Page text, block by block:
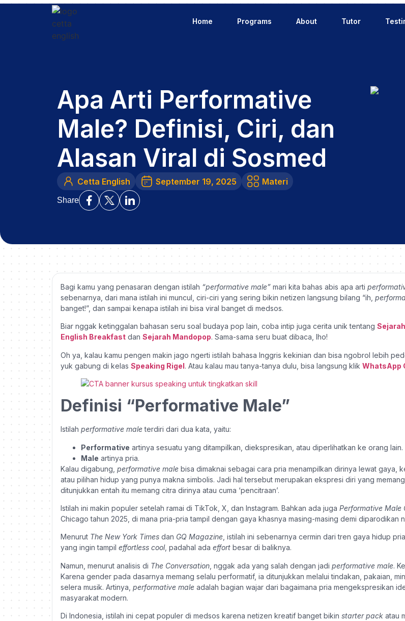
Home Programs About Tutor
Apa Arti Performative
Male? Definisi, Ciri, dan
Alasan Viral di Sosmed
Cetta English September 19, 2025 Materi
Share
Bagi kamu yang penasaran dengan istilah “performative male” mari kita bahas abis apa arti
sebenarnya, dari mana istilah ini muncul, ciri-ciri yang sering bikin netizen langsung bilang “ih,
banget!”, dan sampai kenapa istilah ini bisa viral banget di medsos.
Biar nggak ketinggalan bahasan seru soal budaya pop lain, coba intip juga cerita unik tentang
English Breakfast dan Sejarah Mandopop. Sama-sama seru buat dibaca, lho!
Oh ya, kalau kamu pengen makin jago ngerti istilah bahasa Inggris kekinian dan bisa ngobrol lebih
yuk gabung di kelas Speaking Rigel. Atau kalau mau tanya-tanya dulu, bisa langsung klik WhatsApp
Definisi “Performative Male”
Istilah performative maleterdiri dari dua kata, yaitu:
Performative artinya sesuatu yang ditampilkan, diekspresikan, atau diperlihatkan ke orang lain.
Male artinya pria.
Kalau digabung, performative male bisa dimaknai sebagai cara pria menampilkan dirinya lewat gaya,
atau pilihan hidup yang punya makna simbolis. Jadi hal tersebut merupakan ekspresi diri yang
ditunjukkan entah itu memang citra dirinya atau cuma ‘pencitraan’.
Istilah ini makin populer setelah ramai di TikTok, X, dan Instagram. Bahkan ada juga Performative Male
Chicago tahun 2025, di mana pria-pria tampil dengan gaya khasnya masing-masing demi diparodikan
Menurut The New York Times dan GQ Magazine , istilah ini sebenarnya cermin dari tren gaya hidup
yang ingin tampil effortless cool, padahal ada effort besar di baliknya.
Namun, menurut analisis di The Conversation , nggak ada yang salah dengan jadi performative male.
Karena gender pada dasarnya memang selalu performatif, ia ditunjukkan melalui tindakan, pakaian,
selera musik. Artinya, performative male adalah bagian wajar dari bagaimana pria mengekspresikan
masyarakat modern.
Di Indonesia, istilah ini cepat populer di medsos karena netizen kreatif banget bikin starter pack atau